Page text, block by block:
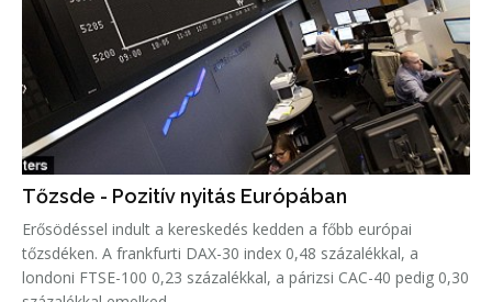
Tőzsde - Pozitív nyitás Európában
Erősödéssel indult a kereskedés kedden a főbb európai
tőzsdéken. A frankfurti DAX-30 index 0,48 százalékkal, a
londoni FTSE-100 0,23 százalékkal, a párizsi CAC-40 pedig 0,30